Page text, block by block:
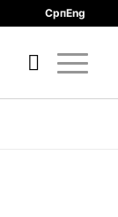
СрпEng